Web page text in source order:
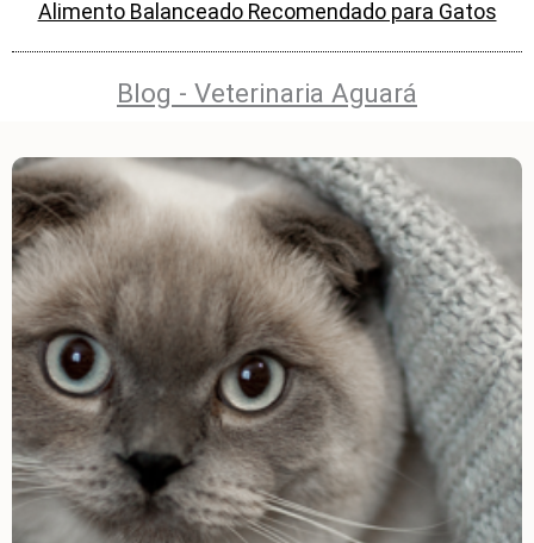
Alimento Balanceado Recomendado para Gatos
Blog - Veterinaria Aguará